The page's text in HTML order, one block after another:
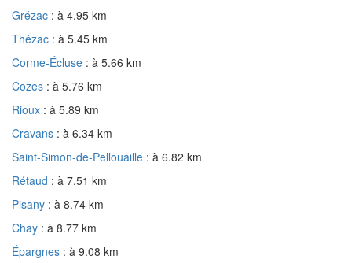
Grézac : à 4.95 km
Thézac : à 5.45 km
Corme-Écluse : à 5.66 km
Cozes : à 5.76 km
Rioux : à 5.89 km
Cravans : à 6.34 km
Saint-Simon-de-Pellouaille : à 6.82 km
Rétaud : à 7.51 km
Pisany : à 8.74 km
Chay : à 8.77 km
Épargnes : à 9.08 km